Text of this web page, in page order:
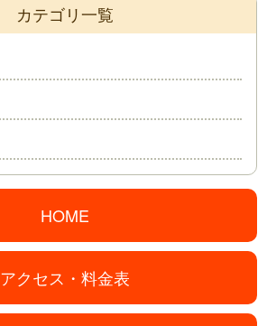
カテゴリ一覧
HOME
アクセス・料金表